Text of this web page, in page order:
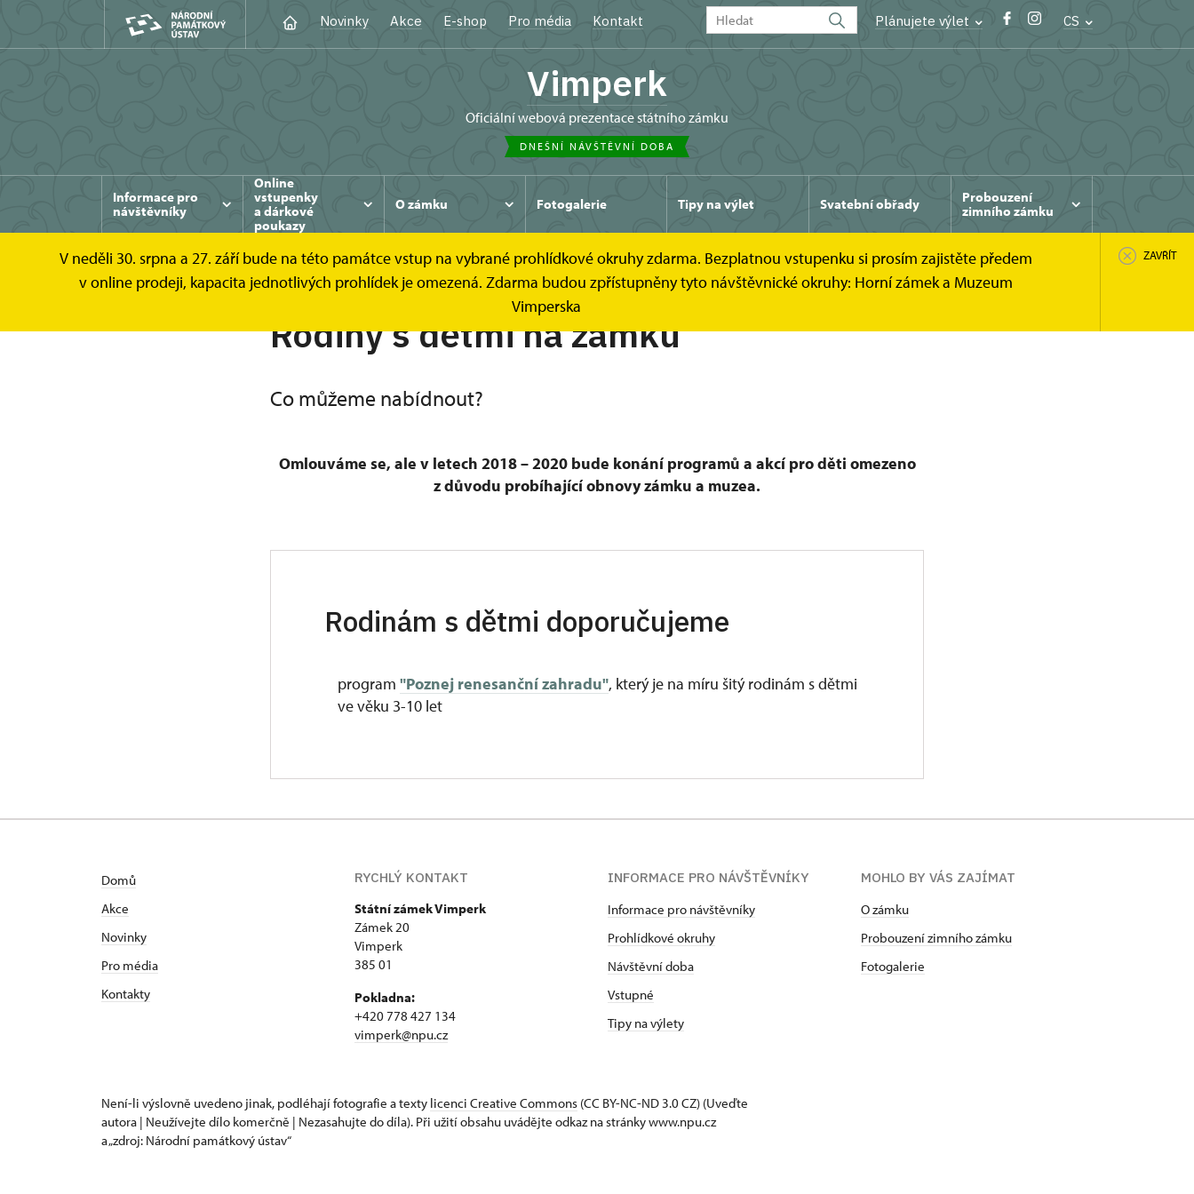
Novinky Akce E-shop Pro média Kontakt Plánujete výlet CS
Vimperk
oficiální webová prezentace státního zámku
DNEŠNÍ NÁVŠTĚVNÍ DOBA
Informace pro
návštěvníky
Online
vstupenky
a dárkové
poukazy
O zámku Fotogalerie Tipy na výlet Svatební obřady
Probouzení
zimního zámku
V neděli 30. srpna a 27. září bude na této památce vstup na vybrané prohlídkové okruhy zdarma. Bezplatnou vstupenku si prosím zajistěte předem
v online prodeji, kapacita jednotlivých prohlídek je omezená. Zdarma budou zpřístupněny tyto návštěvnické okruhy: Horní zámek a Muzeum
Vimperska
ZAVŘÍT
Rodiny s dětmi na zámku
Co můžeme nabídnout?
Omlouváme se, ale v letech 2018 – 2020 bude konání programů a akcí pro děti omezeno
z důvodu probíhající obnovy zámku a muzea.
Rodinám s dětmi doporučujeme
program "Poznej renesanční zahradu", který je na míru šitý rodinám s dětmi
ve věku 3-10 let
Domů
Akce
Novinky
Pro média
Kontakty
RYCHLÝ KONTAKT
Státní zámek Vimperk
Zámek 20
Vimperk
385 01
Pokladna:
+420 778 427 134
vimperk@npu.cz
INFORMACE PRO NÁVŠTĚVNÍKY
Informace pro návštěvníky
Prohlídkové okruhy
Návštěvní doba
Vstupné
Tipy na výlety
MOHLO BY VÁS ZAJÍMAT
O zámku
Probouzení zimního zámku
Fotogalerie
Není-li výslovně uvedeno jinak, podléhají fotografie a texty licenci Creative Commons (CC BY-NC-ND 3.0 CZ) (Uveďte
autora | Neužívejte dílo komerčně | Nezasahujte do díla). Při užití obsahu uvádějte odkaz na stránky www.npu.cz
a „zdroj: Národní památkový ústav“